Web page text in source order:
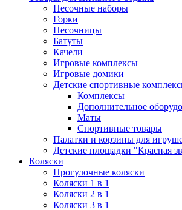
Песочные наборы
Горки
Песочницы
Батуты
Качели
Игровые комплексы
Игровые домики
Детские спортивные
Комплексы
Дополнительное
Маты
Спортивные товары
Палатки и корзины для
Детские площадки "Красная
Коляски
Прогулочные коляски
Коляски 1 в 1
Коляски 2 в 1
Коляски 3 в 1